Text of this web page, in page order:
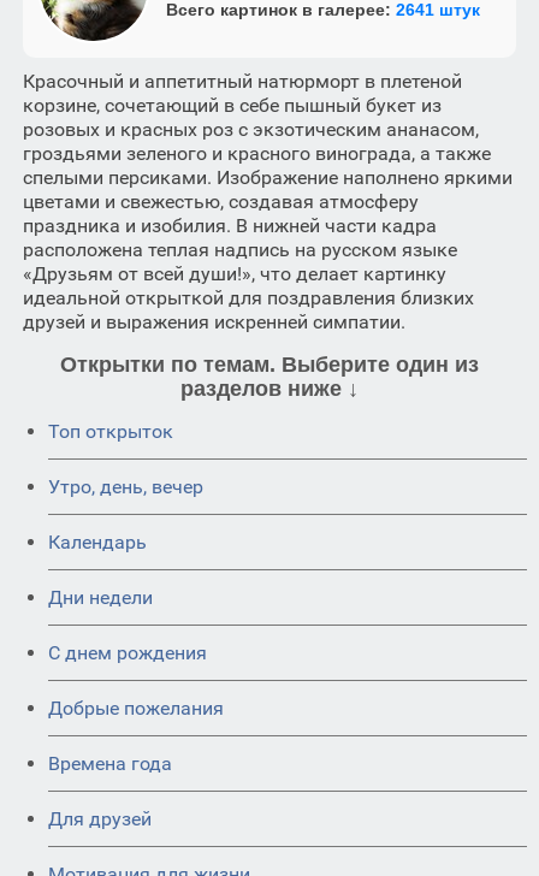
Всего картинок в галерее: 2641 штук
Красочный и аппетитный натюрморт в плетеной
корзине, сочетающий в себе пышный букет из
розовых и красных роз с экзотическим ананасом,
гроздьями зеленого и красного винограда, а также
спелыми персиками. Изображение наполнено яркими
цветами и свежестью, создавая атмосферу
праздника и изобилия. В нижней части кадра
расположена теплая надпись на русском языке
«Друзьям от всей души!», что делает картинку
идеальной открыткой для поздравления близких
друзей и выражения искренней симпатии.
Открытки по темам. Выберите один из
разделов ниже ↓
Топ открыток
Утро, день, вечер
Календарь
Дни недели
C днем рождения
Добрые пожелания
Времена года
Для друзей